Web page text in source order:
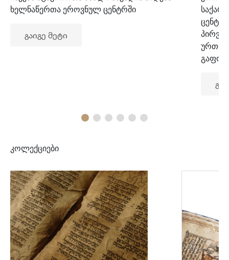
ხელნაწერთა ეროვნულ ცენტრში
გაიგე მეტი
კოლექციები